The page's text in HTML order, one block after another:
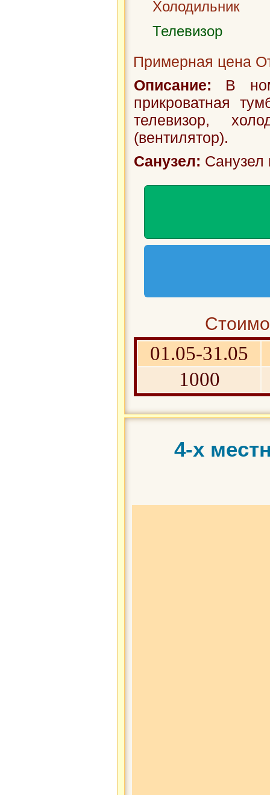
Холодильник
Телевизор
Примерная цена
Описание: В
прикроватная
телевизор,
(вентилятор).
Санузел: Санузел
01.05-31.05
1000
4-х